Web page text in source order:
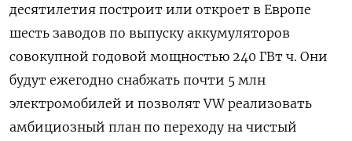
десятилетия построит или откроет в Европе
шесть заводов по выпуску аккумуляторов
совокупной годовой мощностью 240 ГВт ч. Они
будут ежегодно снабжать почти 5 млн
электромобилей и позволятVWреализовать
амбициозный план по переходу на чистый